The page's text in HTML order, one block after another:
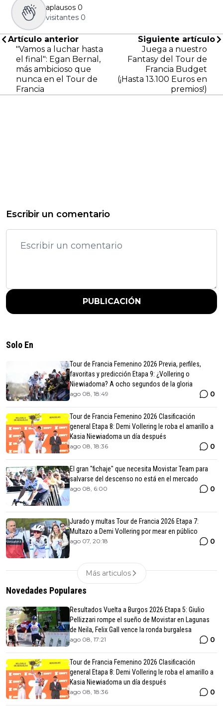
aplausos 0
visitantes 0
Artículo anterior
"Vamos a luchar hasta
el final": Egan Bernal,
más ambicioso que
nunca en el Tour de
Francia
Siguiente artículo
Juega a nuestro
Fantasy del Tour de
Francia Budget
(¡Hasta 13.100 Euros en
premios!)
Escribir un comentario
PUBLICACIÓN
Solo En
Tour de Francia Femenino 2026 Previa, perfiles,
favoritas y predicción Etapa 9: ¿Vollering o
Niewiadoma? A ocho segundos de la gloria
ago 08, 18:49 0
Tour de Francia Femenino 2026 Clasificación
general Etapa 8: Demi Vollering le roba el amarillo a
Kasia Niewiadoma un día después
ago 08, 18:36 0
El gran "fichaje" que necesita Movistar Team para
salvarse del descenso no está en el mercado
ago 08, 6:00 0
Jurado y multas Tour de Francia 2026 Etapa 7:
Multazo a Demi Vollering por mear en público
ago 07, 20:18 0
Más articulos
Novedades Populares
Resultados Vuelta a Burgos 2026 Etapa 5: Giulio
Pellizzari rompe el sueño de Movistar en Lagunas
de Neila, Felix Gall vence la ronda burgalesa
ago 08, 17:21 0
Tour de Francia Femenino 2026 Clasificación
general Etapa 8: Demi Vollering le roba el amarillo a
Kasia Niewiadoma un día después
ago 08, 18:36 0